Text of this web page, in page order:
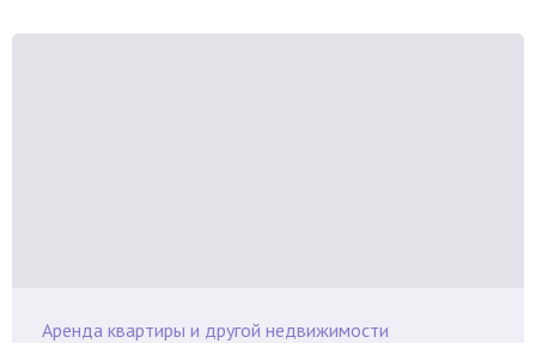
Аренда квартиры и другой недвижимости